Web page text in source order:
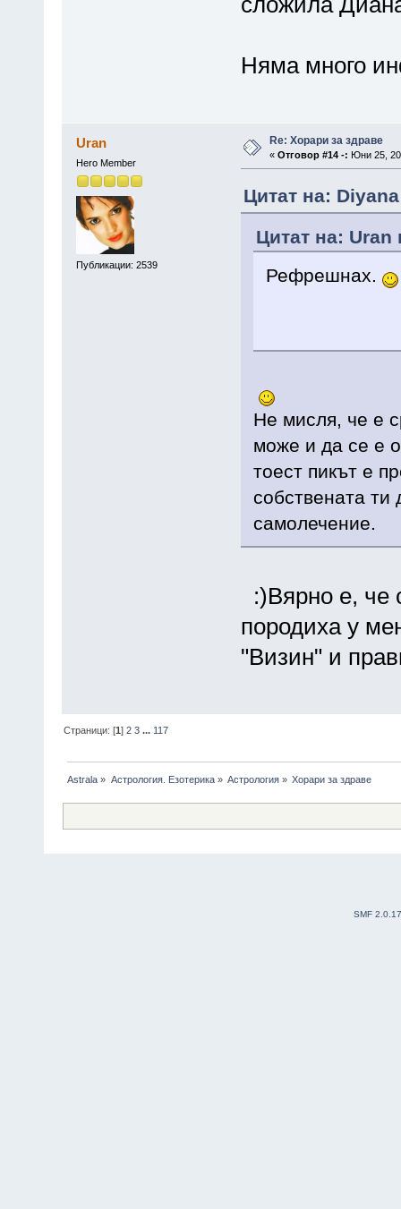
Няма много
Uran
Hero Member
Публикации: 2539
Re: Хорари за здраве
« Отговор #14 -: Юни 25,
Цитат на:
Цитат на:
Рефрешнах.
Не мисля, че е
може и да се е
тоест пикът е
собствената ти
самолечение.
:)Вярно е, че
породиха у
"Визин" и
Страници: [1]2 3 ... 117
Astrala » Астрология. Езотерика» Астрология» Хорари за здраве
SMF 2.0.17